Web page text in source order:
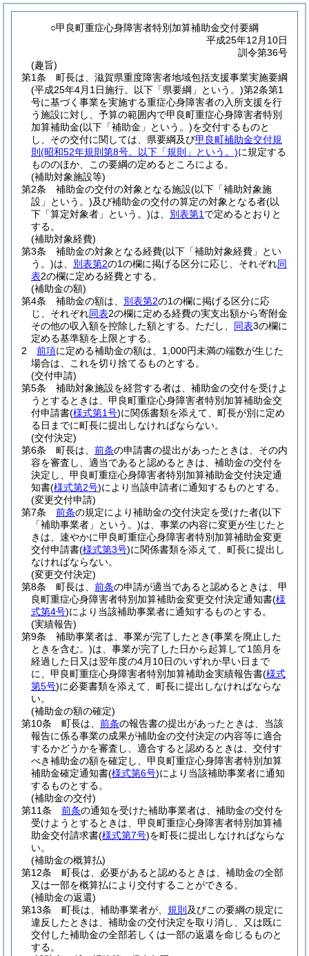
○甲良町重症心身障害者特別加算補助金交付要綱
平成25年12月10日
訓令第36号
(趣旨)
第1条
町長は、滋賀県重度障害者地域包括支援事業実施要綱
(平成25年4月1日施行。以下「県要綱」という。)第2条第1
号に基づく事業を実施する重症心身障害者の入所支援を行
う施設に対し、予算の範囲内で甲良町重症心身障害者特別
加算補助金(以下「補助金」という。)を交付するものと
し、その交付に関しては、県要綱及び甲良町補助金交付規
則 (昭和52年規則第8号。以下「規則」という。)に規定する
もののほか、この要綱の定めるところによる。
(補助対象施設等)
第2条
補助金の交付の対象となる施設(以下「補助対象施
設」という。)及び補助金の交付の算定の対象となる者(以
下「算定対象者」という。)は、 別表第1 で定めるとおりと
する。
(補助対象経費)
第3条
補助金の対象となる経費(以下「補助対象経費」とい
う。)は、 別表第2の1の欄に掲げる区分に応じ、それぞれ同
表2の欄に定める経費とする。
(補助金の額)
第4条
補助金の額は、 別表第2の1の欄に掲げる区分に応
じ、それぞれ同表2の欄に定める経費の実支出額から寄附金
その他の収入額を控除した額とする。 ただし、 同表3の欄に
定める基準額を上限とする。
2
前項に定める補助金の額は、1,000円未満の端数が生じた
場合は、これを切り捨てるものとする。
(交付申請)
第5条
補助対象施設を経営する者は、補助金の交付を受けよ
うとするときは、甲良町重症心身障害者特別加算補助金交
付申請書(様式第1号)に関係書類を添えて、町長が別に定め
る日までに町長に提出しなければならない。
(交付決定)
第6条
町長は、 前条の申請書の提出があったときは、その内
容を審査し、適当であると認めるときは、補助金の交付を
決定し、甲良町重症心身障害者特別加算補助金交付決定通
知書(様式第2号)により当該申請者に通知するものとする。
(変更交付申請)
第7条
前条の規定により補助金の交付決定を受けた者(以下
「補助事業者」という。)は、事業の内容に変更が生じたと
きは、速やかに甲良町重症心身障害者特別加算補助金変更
交付申請書(様式第3号)に関係書類を添えて、町長に提出し
なければならない。
(変更交付決定)
第8条
町長は、 前条の申請が適当であると認めるときは、甲
良町重症心身障害者特別加算補助金変更交付決定通知書(様
式第4号)により当該補助事業者に通知するものとする。
(実績報告)
第9条
補助事業者は、事業が完了したとき(事業を廃止した
ときを含む。)は、事業が完了した日から起算して1箇月を
経過した日又は翌年度の4月10日のいずれか早い日まで
に、甲良町重症心身障害者特別加算補助金実績報告書(様式
第5号)に必要書類を添えて、町長に提出しなければならな
い。
(補助金の額の確定)
第10条
町長は、 前条の報告書の提出があったときは、当該
報告に係る事業の成果が補助金の交付決定の内容等に適合
するかどうかを審査し、適合すると認めるときは、交付す
べき補助金の額を確定し、甲良町重症心身障害者特別加算
補助金確定通知書(様式第6号)により当該補助事業者に通知
するものとする。
(補助金の交付)
第11条
前条の通知を受けた補助事業者は、補助金の交付を
受けようとするときは、甲良町重症心身障害者特別加算補
助金交付請求書(様式第7号)を町長に提出しなければならな
い。
(補助金の概算払)
第12条
町長は、必要があると認めるときは、補助金の全部
又は一部を概算払により交付することができる。
(補助金の返還)
第13条
町長は、補助事業者が、 規則 及びこの要綱の規定に
違反したときは、補助金の交付決定を取り消し、又は既に
交付した補助金の全部若しくは一部の返還を命じるものと
する。